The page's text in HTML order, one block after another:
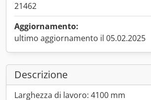
21462
Aggiornamento:
ultimo aggiornamento il 05.02.2025
Descrizione
Larghezza di lavoro: 4100 mm